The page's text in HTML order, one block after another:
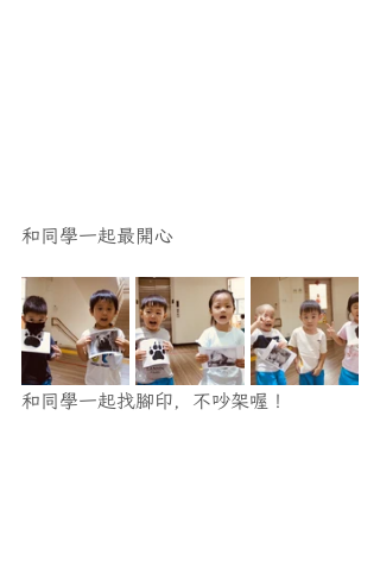
和同學一起最開心
和同學一起找腳印，不吵架喔！